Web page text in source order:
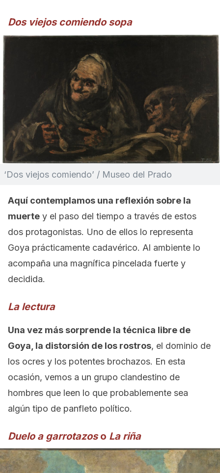
Dos viejos comiendo sopa
‘Dos viejos comiendo’ / Museo del Prado
Aquí contemplamos una reflexión sobre la
muerte y el paso del tiempo a través de estos
dos protagonistas. Uno de ellos lo representa
Goya prácticamente cadavérico. Al ambiente lo
acompaña una magnífica pincelada fuerte y
decidida.
La lectura
Una vez más sorprende la técnica libre de
Goya, la distorsión de los rostros, el dominio de
los ocres y los potentes brochazos. En esta
ocasión, vemos a un grupo clandestino de
hombres que leen lo que probablemente sea
algún tipo de panfleto político.
Duelo a garrotazoso La riña